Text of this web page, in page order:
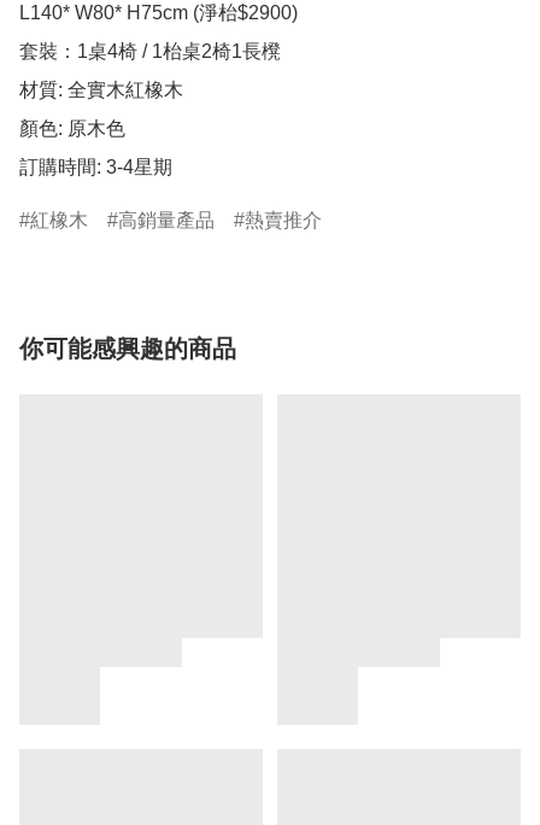
L140* W80* H75cm (淨枱$2900)
套裝：1桌4椅 / 1枱桌2椅1長櫈
材質: 全實木紅橡木
顏色: 原木色
訂購時間: 3-4星期
紅橡木 高銷量產品 熱賣推介
你可能感興趣的商品